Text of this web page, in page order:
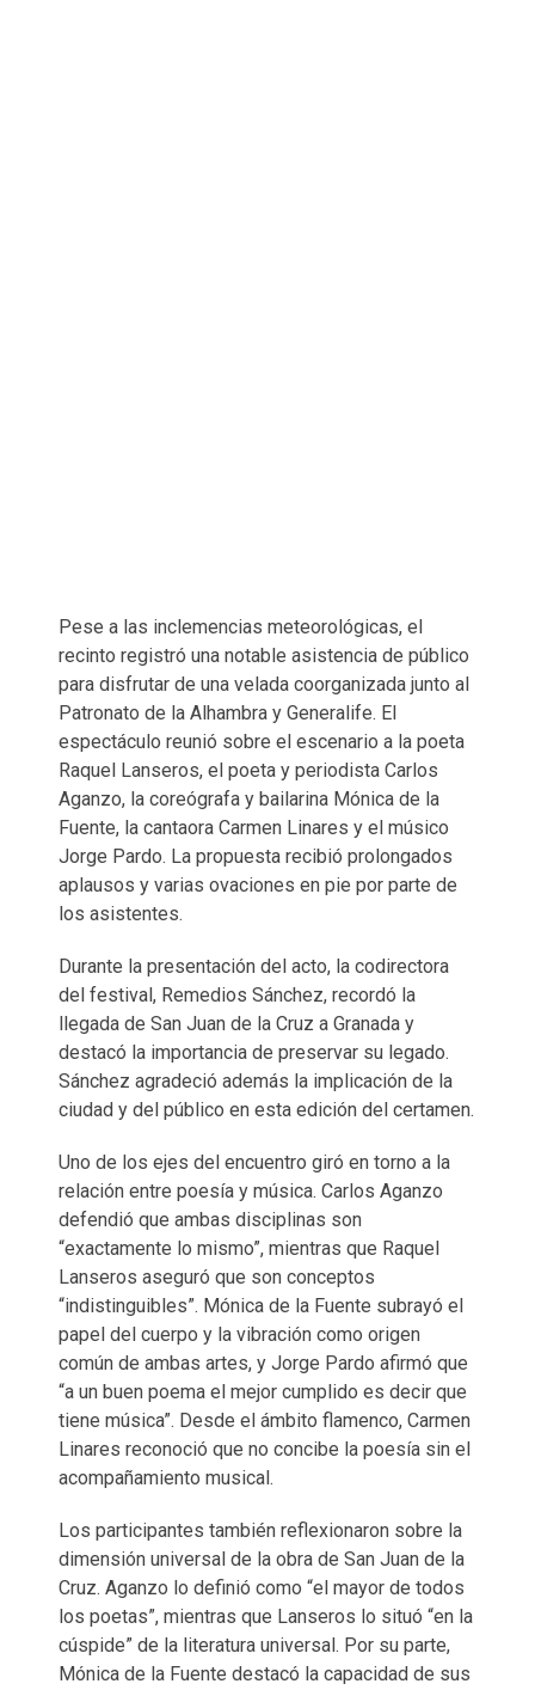
Pese a las inclemencias meteorológicas, el
recinto registró una notable asistencia de público
para disfrutar de una velada coorganizada junto al
Patronato de la Alhambra y Generalife. El
espectáculo reunió sobre el escenario a la poeta
Raquel Lanseros, el poeta y periodista Carlos
Aganzo, la coreógrafa y bailarina Mónica de la
Fuente, la cantaora Carmen Linares y el músico
Jorge Pardo. La propuesta recibió prolongados
aplausos y varias ovaciones en pie por parte de
los asistentes.
Durante la presentación del acto, la codirectora
del festival, Remedios Sánchez, recordó la
llegada de San Juan de la Cruz a Granada y
destacó la importancia de preservar su legado.
Sánchez agradeció además la implicación de la
ciudad y del público en esta edición del certamen.
Uno de los ejes del encuentro giró en torno a la
relación entre poesía y música. Carlos Aganzo
defendió que ambas disciplinas son
“exactamente lo mismo”, mientras que Raquel
Lanseros aseguró que son conceptos
“indistinguibles”. Mónica de la Fuente subrayó el
papel del cuerpo y la vibración como origen
común de ambas artes, y Jorge Pardo afirmó que
“a un buen poema el mejor cumplido es decir que
tiene música”. Desde el ámbito flamenco, Carmen
Linares reconoció que no concibe la poesía sin el
acompañamiento musical.
Los participantes también reflexionaron sobre la
dimensión universal de la obra de San Juan de la
Cruz. Aganzo lo definió como “el mayor de todos
los poetas”, mientras que Lanseros lo situó “en la
cúspide” de la literatura universal. Por su parte,
Mónica de la Fuente destacó la capacidad de sus